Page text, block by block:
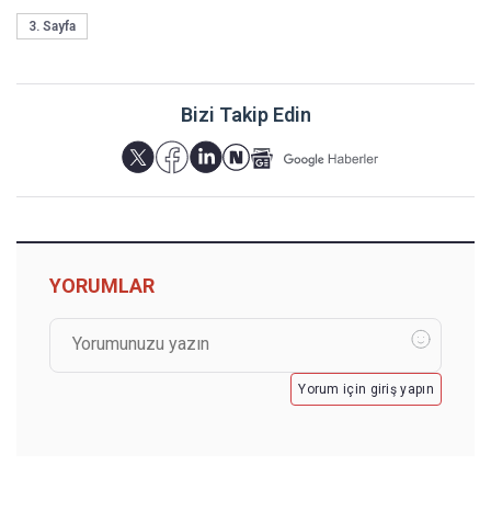
3. Sayfa
Bizi Takip Edin
YORUMLAR
Yorum için giriş yapın